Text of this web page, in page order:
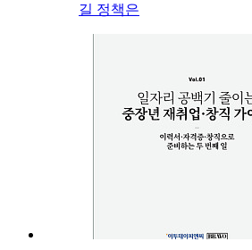
길 정책은